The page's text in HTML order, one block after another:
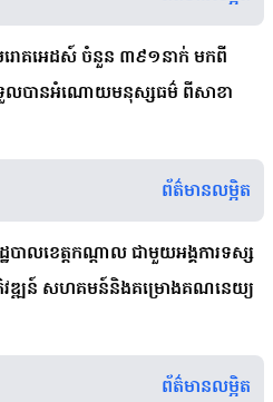
េរោគអេដស៍ ចំនួន ៣៩១នាក់ មកពី
ទួលបានអំណោយមនុស្សធម៌ ពីសាខា
ព័ត៌មានលម្អិត
ដ្ឋបាលខេត្តកណ្តាល ជាមួយអង្គការទស្ស
ភិវឌ្ឍន៍ សហគមន៍និងគម្រោងគណនេយ្យ
ព័ត៌មានលម្អិត